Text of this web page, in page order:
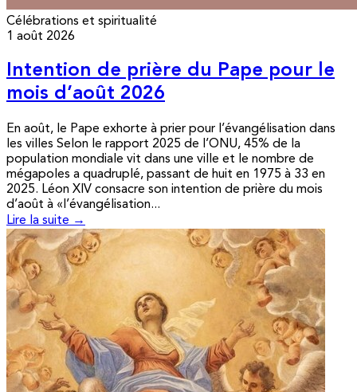
Célébrations et spiritualité
1 août 2026
Intention de prière du Pape pour le
mois d’août 2026
En août, le Pape exhorte à prier pour l’évangélisation dans
les villes Selon le rapport 2025 de l’ONU, 45% de la
population mondiale vit dans une ville et le nombre de
mégapoles a quadruplé, passant de huit en 1975 à 33 en
2025. Léon XIV consacre son intention de prière du mois
d’août à «l’évangélisation...
Lire la suite →